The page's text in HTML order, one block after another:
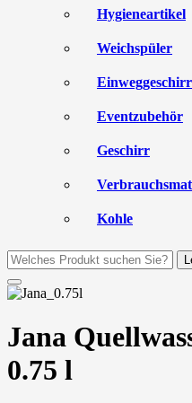
Hygieneartikel
Weichspüler
Einweggeschirr
Eventzubehör
Geschirr
Kohle
Jana
0.75 l